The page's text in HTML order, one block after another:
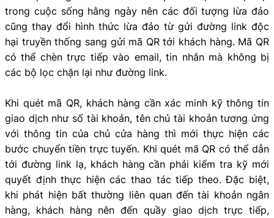
trong cuộc sống hằng ngày nên các đối tượng lừa đảo
cũng thay đổi hình thức lừa đảo từ gửi đường link độc
hại truyền thống sang gửi mã QR tới khách hàng. Mã QR
có thể chèn trực tiếp vào email, tin nhắn mà không bị
các bộ lọc chặn lại như đường link.
Khi quét mã QR, khách hàng cần xác minh kỹ thông tin
giao dịch như số tài khoản, tên chủ tài khoản tương ứng
với thông tin của chủ cửa hàng thì mới thực hiện các
bước chuyển tiền trực tuyến. Khi quét mã QR có thể dẫn
tới đường link lạ, khách hàng cần phải kiểm tra kỹ mới
quyết định thực hiện các thao tác tiếp theo. Đặc biệt,
khi phát hiện bất thường liên quan đến tài khoản ngân
hàng, khách hàng nên đến quầy giao dịch trực tiếp,